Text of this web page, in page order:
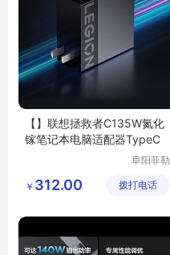
【】联想拯救者C135W氮化
镓笔记本电脑适配器TypeC
阜阳菲勒
公司
￥ 312.00 拨打电话